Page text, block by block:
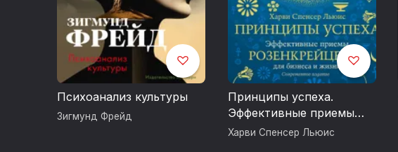
Психоанализ культуры
Зигмунд Фрейд
Принципы успеха.
Эффективные приемы
розенкрейцеров для
Харви Спенсер Льюис